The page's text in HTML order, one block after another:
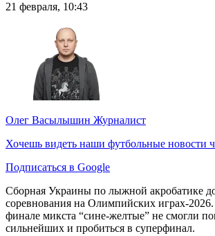
21 февраля, 10:43
Олег Васылышин Журналист
Хочешь видеть наши футбольные новости
Подписаться в Google
Сборная Украины по лыжной акробатике
соревнования на Олимпийских играх-
финале микста “сине-желтые” не смогли
сильнейших и пробиться в суперфинал.